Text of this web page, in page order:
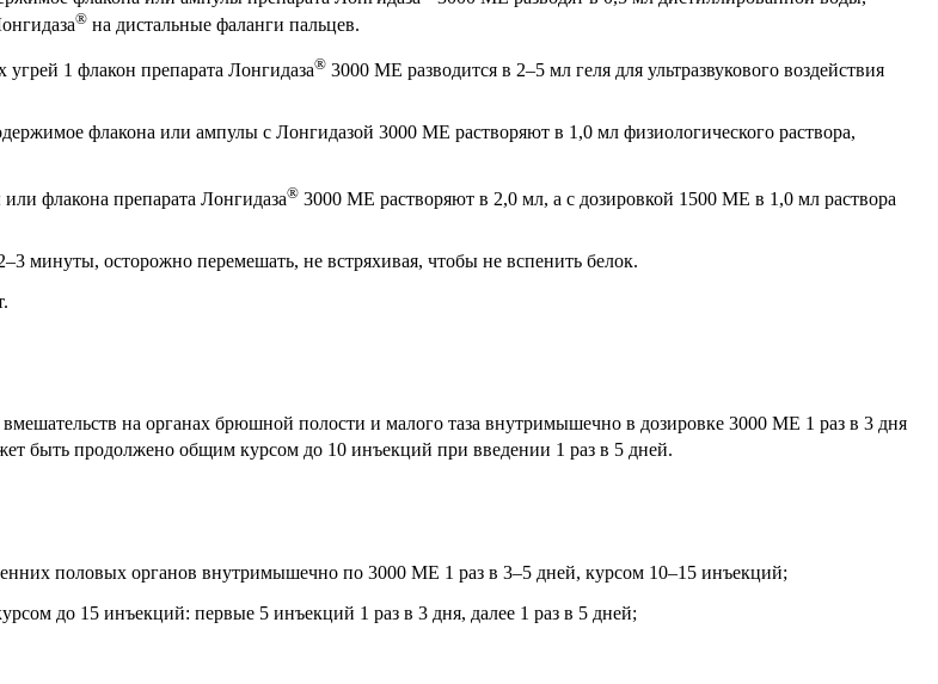
® на дистальные фаланги пальцев.
1 флакон препарата Лонгидаза® 3000 ME разводится в 2–5 мл геля для ультразвукового воздействия
флакона или ампулы с Лонгидазой 3000 ME растворяют в 1,0 мл физиологического раствора,
флакона препарата Лонгидаза® 3000 ME растворяют в 2,0 мл, а с дозировкой 1500 ME в 1,0 мл раствора
минуты, осторожно перемешать, не встряхивая, чтобы не вспенить белок.
на органах брюшной полости и малого таза внутримышечно в дозировке 3000 ME 1 раз в 3 дня
быть продолжено общим курсом до 10 инъекций при введении 1 раз в 5 дней.
половых органов внутримышечно по 3000 ME 1 раз в 3–5 дней, курсом 10–15 инъекций;
до 15 инъекций: первые 5 инъекций 1 раз в 3 дня, далее 1 раз в 5 дней;